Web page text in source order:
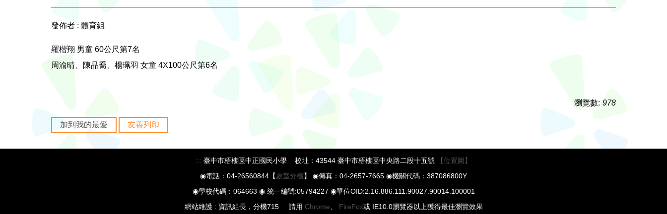
發佈者 : 體育組
羅楷翔 男童 60公尺第7名
周渝晴、陳品喬、楊珮羽 女童 4X100公尺第6名
瀏覽數: 978
加到我的最愛 友善列印
::: 臺中市梧棲區中正國民小學 校址：43544 臺中市梧棲區中央路二段十五號
【位置圖】
◉電話：04-26560844【 處室分機】 ◉傳真：04-2657-7665 ◉機關代碼：387086800Y
◉學校代碼：064663 ◉ 統一編號:05794227 ◉單位OID:2.16.886.111.90027.90014.100001
網站維護 : 資訊組長，分機715 請用 Chrome FireFox或 IE10.0瀏覽器以上獲得最佳瀏覽效果